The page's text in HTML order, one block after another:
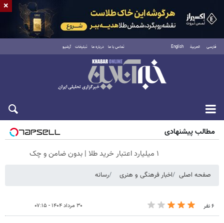
فارسی العربية English تماس با ما درباره ما تبلیغات آرشیو
جمعه ۱۶ مرداد ۱۴۰۵
مطالب پیشنهادی
۱ میلیارد اعتبار خرید طلا | بدون ضامن و چک
صفحه اصلی اخبار فرهنگی و هنری رسانه
۶ نفر ۳۰ مرداد ۱۴۰۴ - ۰۷:۱۵
×